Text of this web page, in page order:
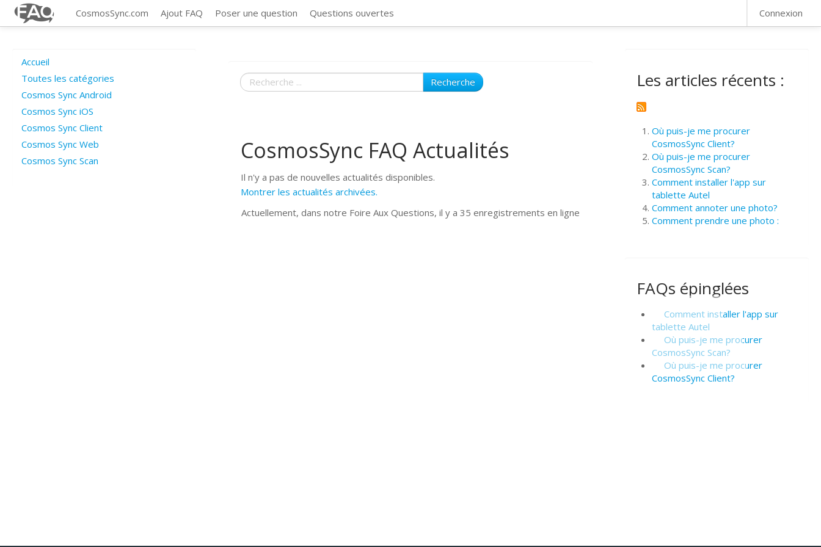
CosmosSync.com Ajout FAQ Poser une question Questions ouvertes Connexion
Accueil
Toutes les catégories
Cosmos Sync Android
Cosmos Sync iOS
Cosmos Sync Client
Cosmos Sync Web
Cosmos Sync Scan
Recherche
CosmosSync FAQ Actualités
Il n'y a pas de nouvelles actualités disponibles.
Montrer les actualités archivées.
Actuellement, dans notre Foire Aux Questions, il y a 35 enregistrements en ligne
Les articles récents :
Où puis-je me procurer
CosmosSync Client?
Où puis-je me procurer
CosmosSync Scan?
Comment installer l'app sur
tablette Autel
Comment annoter une photo?
Comment prendre une photo :
FAQs épinglées
Comment installer l'app sur
tablette Autel
Où puis-je me procurer
CosmosSync Scan?
Où puis-je me procurer
CosmosSync Client?